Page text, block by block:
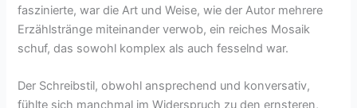
faszinierte, war die Art und Weise, wie der Autor mehrere
Erzählstränge miteinander verwob, ein reiches Mosaik
schuf, das sowohl komplex als auch fesselnd war.
Der Schreibstil, obwohl ansprechend und konversativ,
fühlte sich manchmal im Widerspruch zu den ernsteren,